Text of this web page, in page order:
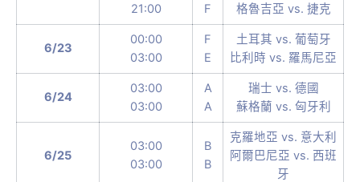
21:00
F
格魯吉亞 vs. 捷克
6/23
00:00
03:00
F
E
土耳其 vs. 葡萄牙
比利時 vs. 羅馬尼亞
6/24
03:00
03:00
A
A
瑞士 vs. 德國
蘇格蘭 vs. 匈牙利
6/25
03:00
03:00
B
B
克羅地亞 vs. 意大利
阿爾巴尼亞 vs. 西班
牙